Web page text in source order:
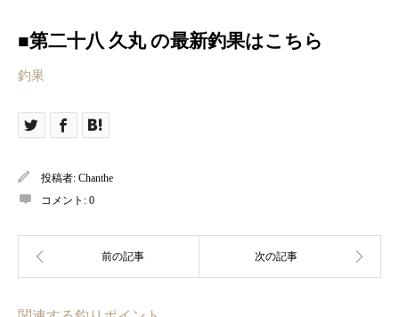
■第二十八 久丸の最新釣果はこちら
釣果
投稿者: Chanthe
コメント: 0